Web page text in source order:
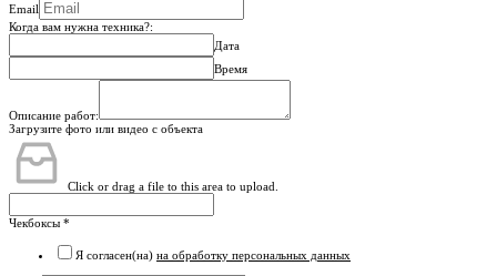
Email
Когда вам нужна техника?:
Дата
Время
Описание работ:
Загрузите фото или видео с объекта
Click or drag a file to this area to upload.
Чекбоксы *
Я согласен(на) на обработку персональных данных